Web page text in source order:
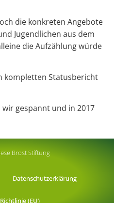
die konkreten Angebote
Jugendlichen aus dem
die Aufzählung würde
kompletten Statusbericht
gespannt und in 2017
Brost Stiftung
Datenschutzerklärung
(EU)